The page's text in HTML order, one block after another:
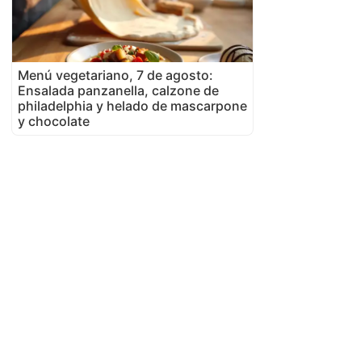
Menú vegetariano, 7 de agosto:
Ensalada panzanella, calzone de
philadelphia y helado de mascarpone
y chocolate